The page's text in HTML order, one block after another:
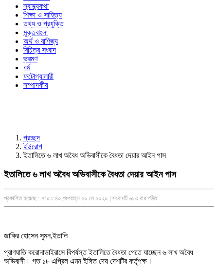
স্বাস্থ্যকথা
শিক্ষা ও সাহিত্য
তথ্য ও প্রযুক্তি
মুক্তবাংলা
অর্থ ও বাণিজ্য
বিচিত্র সংবাদ
ভ্রমণ
ধর্ম
ফটোগ্যালারী
সম্পাদকীয়
প্রচ্ছদ
ইউরোপ
ইতালিতে ৬ লাখ অবৈধ অভিবাসীকে বৈধতা দেয়ার আইন পাস
ইতালিতে ৬ লাখ অবৈধ অভিবাসীকে বৈধতা দেয়ার আইন পাস
প্রকাশিত হয়েছে : ৭:০১:৪০,অপরাহ্ন ২০ মে ২০২০ | সংবাদটি ৬১৩ বার পঠিত
জাকির হোসেন সুমন,ইতালি
প্রাণঘাতি করোনাভাইরাসে বিপর্যস্ত ইতালিতে বৈধতা পেতে যাচ্ছেন ৬ লাখ অবৈধ
অভিবাসী। গত ১৮ এপ্রিল এমন ইঙ্গিত দেয় দেশটির কর্তৃপক্ষ।